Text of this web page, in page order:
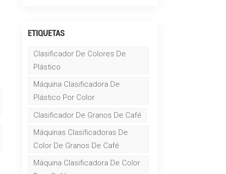
ETIQUETAS
Clasificador De Colores De
Plástico
Máquina Clasificadora De
Plástico Por Color
Clasificador De Granos De Café
Máquinas Clasificadoras De
Color De Granos De Café
Máquina Clasificadora De Color